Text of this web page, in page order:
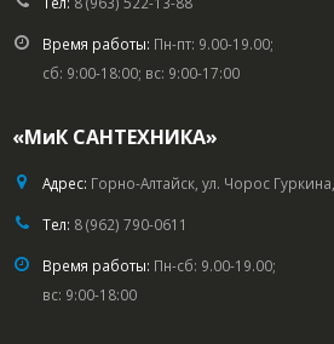
Время работы: Пн-пт: 9.00-19.00;
сб: 9:00-18:00; вс: 9:00-17:00
«МиК САНТЕХНИКА»
Адрес: Горно-Алтайск, ул. Чорос
Тел: 8 (962) 790-0611
Время работы: Пн-сб: 9.00-19.00;
вс: 9:00-18:00